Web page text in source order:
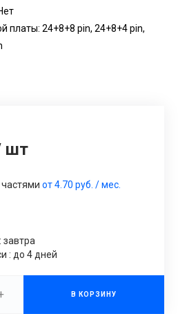
платы: 24+8+8 pin, 24+8+4 pin,
шт
частями от4.70 руб. / мес.
завтра
: до 4 дней
В КОРЗИНУ